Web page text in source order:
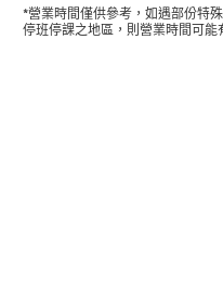
*營業時間僅供參考，如遇部份特
停班停課之地區，則營業時間可能